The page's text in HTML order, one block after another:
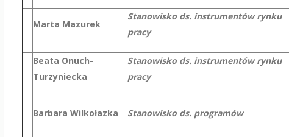
Marta Mazurek
Stanowisko ds. instrumentów rynku
pracy
Beata Onuch-
Turzyniecka
Stanowisko ds. instrumentów rynku
pracy
Barbara Wilkołazka Stanowisko ds. programów